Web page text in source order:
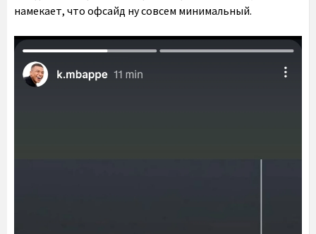
намекает, что офсайд ну совсем минимальный.